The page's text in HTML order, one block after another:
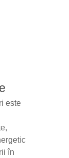
este
în